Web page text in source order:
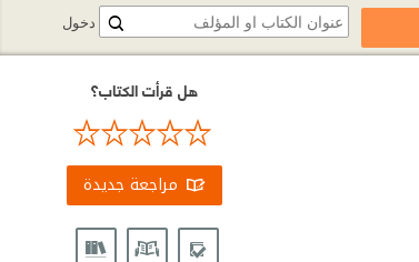
هل قرأت الكتاب؟
مراجعة جديدة
دخول